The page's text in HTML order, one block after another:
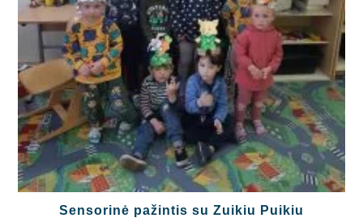
Sensorinė pažintis su Zuikiu Puikiu